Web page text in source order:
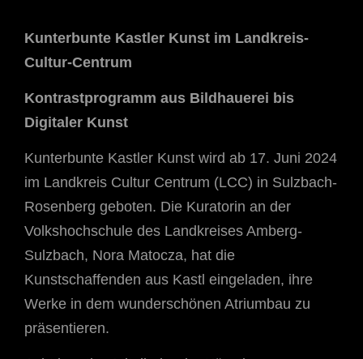
Kunterbunte Kastler Kunst im Landkreis-
Cultur-Centrum
Kontrastprogramm aus Bildhauerei bis
Digitaler Kunst
Kunterbunte Kastler Kunst wird ab 17. Juni 2024
im Landkreis Cultur Centrum (LCC) in Sulzbach-
Rosenberg geboten. Die Kuratorin an der
Volkshochschule des Landkreises Amberg-
Sulzbach, Nora Matocza, hat die
Kunstschaffenden aus Kastl eingeladen, ihre
Werke in dem wunderschönen Atriumbau zu
präsentieren.